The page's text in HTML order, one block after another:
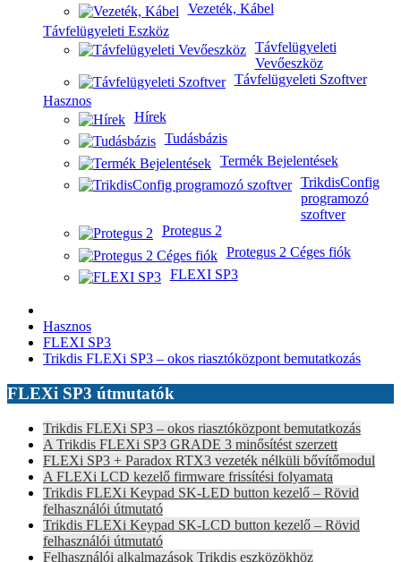
Vezeték, Kábel
Távfelügyeleti Eszköz
Távfelügyeleti
Vevőeszköz
Távfelügyeleti Szoftver
Hasznos
Hírek
Tudásbázis
Termék Bejelentések
TrikdisConfig
programozó
szoftver
Protegus 2
Protegus 2 Céges fiók
FLEXI SP3
Hasznos
FLEXI SP3
Trikdis FLEXi SP3 – okos riasztóközpont bemutatkozás
FLEXi SP3 útmutatók
Trikdis FLEXi SP3 – okos riasztóközpont bemutatkozás
A Trikdis FLEXi SP3 GRADE 3 minősítést szerzett
FLEXi SP3 + Paradox RTX3 vezeték nélküli bővítőmodul
A FLEXi LCD kezelő firmware frissítési folyamata
Trikdis FLEXi Keypad SK-LED button kezelő – Rövid
felhasználói útmutató
Trikdis FLEXi Keypad SK-LCD button kezelő – Rövid
felhasználói útmutató
Felhasználói alkalmazások Trikdis eszközökhöz